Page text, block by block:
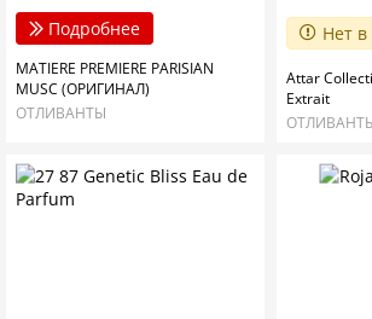
Подробнее
MATIERE PREMIERE PARISIAN
MUSC (ОРИГИНАЛ)
ОТЛИВАНТЫ
Нет
Attar
Extrait